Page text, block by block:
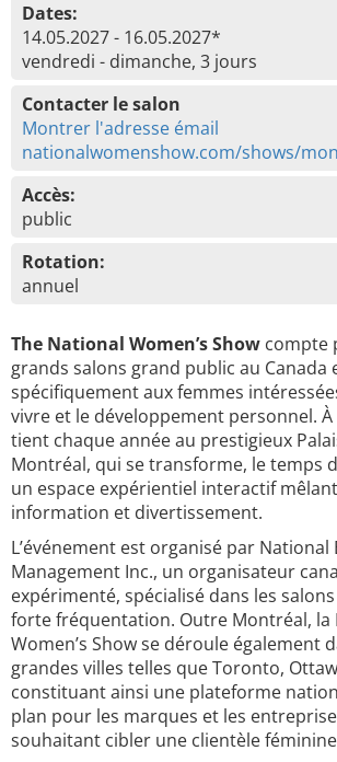
Dates:
14.05.2027 - 16.05.2027*
vendredi - dimanche, 3 jours
Contacter le salon
Montrer l'adresse émail
nationalwomenshow.com/shows/
Accès:
public
Rotation:
annuel
The National Women’s Show compte
grands salons grand public au Canada
spécifiquement aux femmes
vivre et le développement personnel.
tient chaque année au prestigieux
Montréal, qui se transforme, le temps
un espace expérientiel interactif
information et divertissement.
L’événement est organisé par National
Management Inc., un organisateur
expérimenté, spécialisé dans les
forte fréquentation. Outre Montréal, la
Women’s Show se déroule également
grandes villes telles que Toronto,
constituant ainsi une plateforme
plan pour les marques et les
souhaitant cibler une clientèle